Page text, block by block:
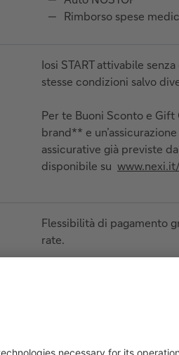
Rimborso spese
Iosi START attivabile
stesse condizioni salvo
Per te Buoni Sconto e
brand** e
assicurative già previste
disponibile su
Flessibilità di pagamento
rate.
Prima di procedere con
invitiamo a prendere
Al pagamento rateale si
indicate nel contratto